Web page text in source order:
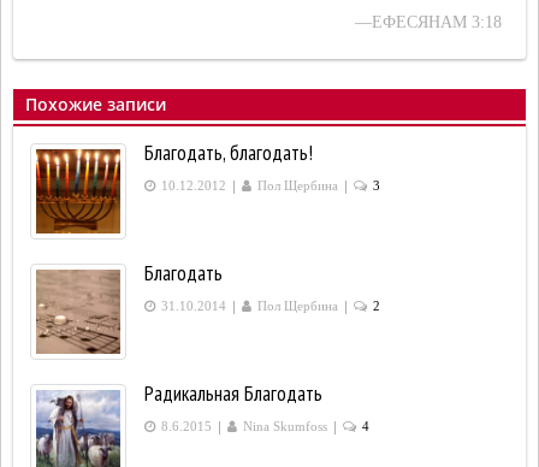
—ЕФЕСЯНАМ 3:18
Похожие записи
Благодать, благодать!
10.12.2012 | Пол Щербина | 3
Благодать
31.10.2014 | Пол Щербина | 2
Радикальная Благодать
8.6.2015 | Nina Skumfoss | 4